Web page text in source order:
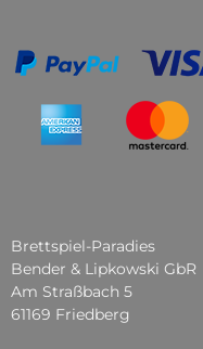
Brettspiel-Paradies
Bender & Lipkowski GbR
Am Straßbach 5
61169 Friedberg